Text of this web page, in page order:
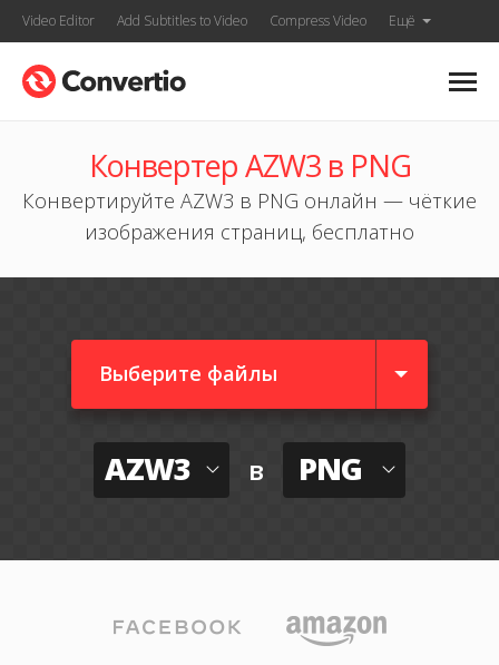
Video Editor Add Subtitles to Video Compress Video Ещё
Конвертер AZW3 в PNG
Конвертируйте AZW3 в PNG онлайн — чёткие
изображения страниц, бесплатно
Выберите файлы
AZW3 в PNG